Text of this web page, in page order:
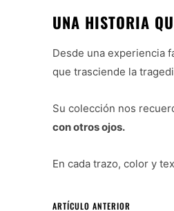
UNA HISTORIA
Desde una experiencia
que trasciende la
Su colección nos
con otros ojos.
En cada trazo, color y
ARTÍCULO ANTERIOR